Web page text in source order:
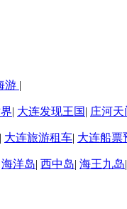
游 |
| 大连发现王国| 庄河
| 大连旅游租车| 大连船票
海洋岛| 西中岛| 海王九岛|